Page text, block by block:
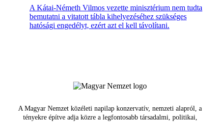
A Kátai-Németh Vilmos vezette minisztérium nem tudta
bemutatni a vitatott tábla kihelyezéséhez szükséges
hatósági engedélyt, ezért azt el kell távolítani.
A Magyar Nemzet közéleti napilap konzervatív, nemzeti alapról, a
tényekre építve adja közre a legfontosabb társadalmi, politikai,